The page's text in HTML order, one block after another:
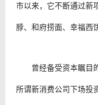
市以来，它不断通过新
脖、和府捞面、幸福西
曾经备受资本瞩
所谓新消费公司下场投